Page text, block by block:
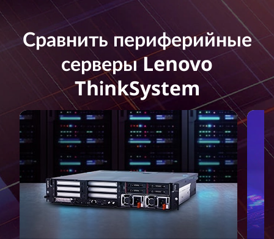
Сравнить периферийные
серверы Lenovo
ThinkSystem